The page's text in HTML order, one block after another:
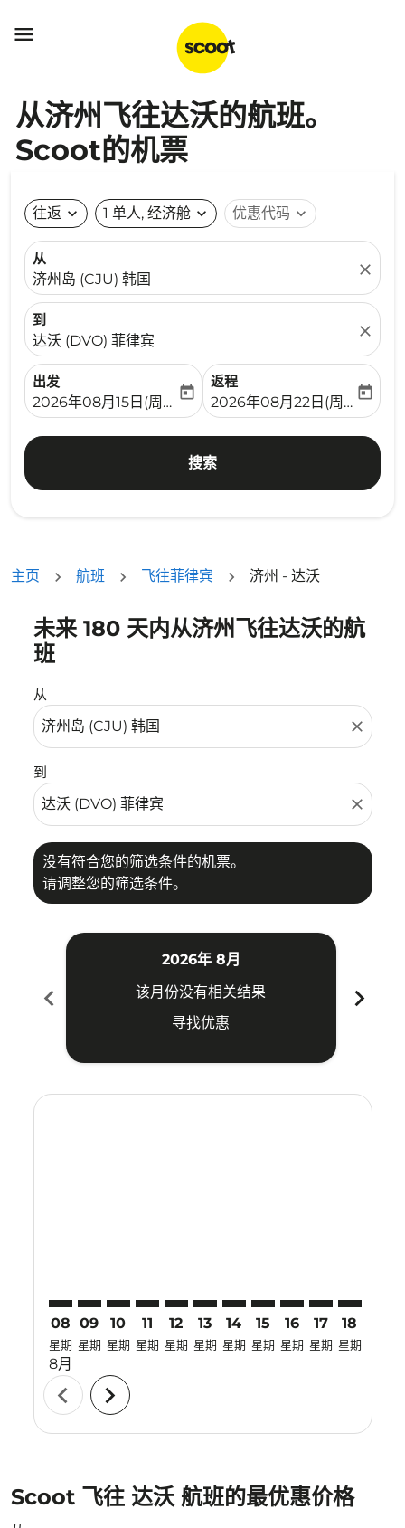

从济州飞往达沃的航班。
Scoot的机票
往返 expand_more 1 单人, 经济舱 expand_more 优惠代码 expand_more
从
济州岛 (CJU) 韩国
close
到
达沃 (DVO) 菲律宾
close
出发
fc-booking-departure-date-aria-label
2026年08月15日(周六)
today
返程
fc-booking-return-date-
2026年08月22日(周六)
today
搜索
主页 航班 飞往菲律宾 济州 - 达沃
未来 180 天内从济州飞往达沃的航
班
从
close
到
close
没有符合您的筛选条件的机票。
请调整您的筛选条件。
没有符合您的筛选条件的机票。请调整您的筛选条件。
chevron_left
2026年 8月
该月份没有相关结果
寻找优惠
chevron_right
08
星期
8月
09
星期
10
星期
11
星期
12
星期
13
星期
14
星期
15
星期
16
星期
17
星期
18
星期
chevron_left chevron_right
Scoot 飞往 达沃 航班的最优惠价格